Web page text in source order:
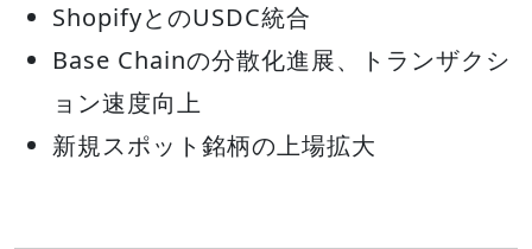
ShopifyとのUSDC統合
Base Chainの分散化進展、トランザクシ
ョン速度向上
新規スポット銘柄の上場拡大